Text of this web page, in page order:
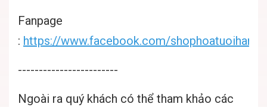
Fanpage
: https://www.facebook.com/
------------------------
Ngoài ra quý khách có thể tham khảo các